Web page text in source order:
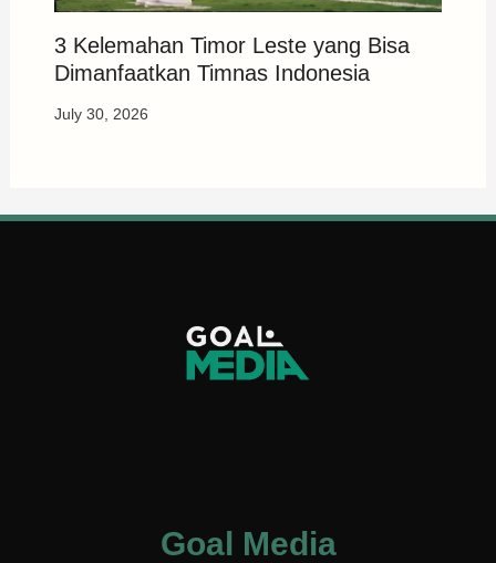
3 Kelemahan Timor Leste yang Bisa
Dimanfaatkan Timnas Indonesia
July 30, 2026
Goal Media